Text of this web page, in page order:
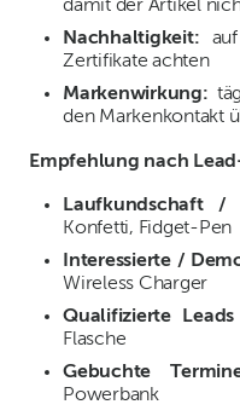
damit der Artikel
Nachhaltigkeit:
Zertifikate achten
Markenwirkung:
den Markenkontakt
Empfehlung nach
Laufkundschaft
Konfetti, Fidget-Pen
Interessierte /
Wireless Charger
Qualifizierte
Flasche
Gebuchte
Powerbank